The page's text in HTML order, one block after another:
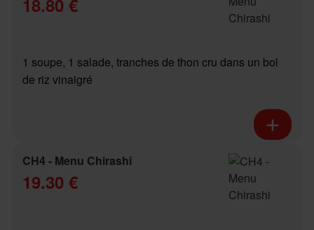
18.80 €
1 soupe, 1 salade, tranches de thon cru dans un bol
de riz vinaigré
CH4 - Menu Chirashi
19.30 €